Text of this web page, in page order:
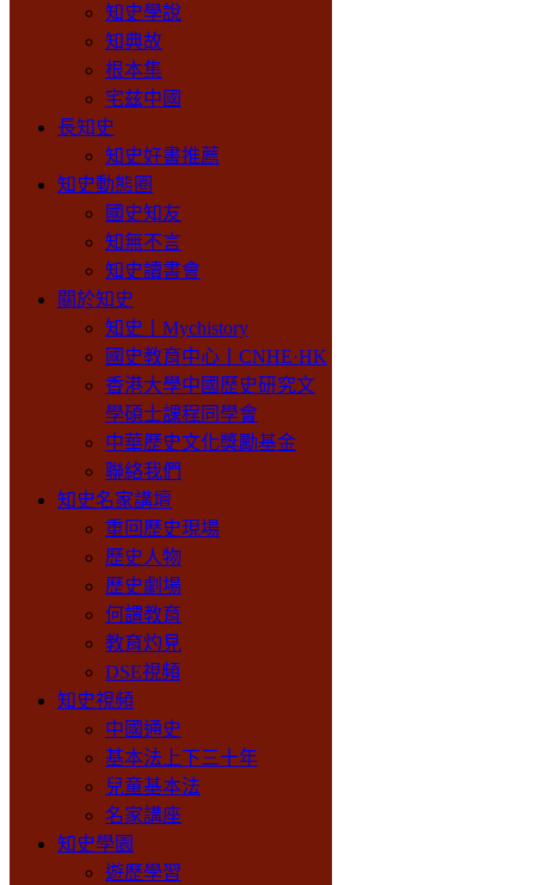
知史學說
知典故
根本集
宅兹中國
長知史
知史好書推薦
知史動態圈
國史知友
知無不言
知史讀書會
關於知史
知史丨Mychistory
國史教育中心丨CNHE·HK
香港大學中國歷史研究文
學碩士課程同學會
中華歷史文化獎勵基金
聯絡我們
知史名家講壇
重回歷史現場
歷史人物
歷史劇場
何謂教育
教育灼見
DSE視頻
知史視頻
中國通史
基本法上下三十年
兒童基本法
名家講座
知史學園
遊歷學習